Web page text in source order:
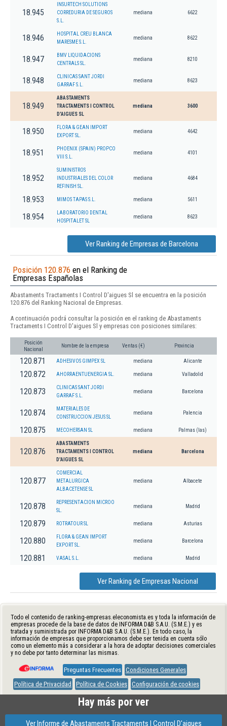
18.945
INSURTECH SOLUTIONS
CORREDURIA DE SEGUROS
S.L.
mediana 6622
18.946
HOSPITAL CREU BLANCA
MARESME S.L.
mediana 8622
18.947
BMV LIQUIDACIONS
CENTRALS SL.
mediana 8210
18.948
CLINICAS SANT JORDI
GARRAF S.L.
mediana 8623
18.949
ABASTAMENTS
TRACTAMENTS I CONTROL
D'AIGUES SL
mediana 3600
18.950
FLORA & GEAN IMPORT
EXPORT SL.
mediana 4642
18.951
PHOENIX (SPAIN) PROPCO
VIII S.L.
mediana 4101
18.952
SUMINISTROS
INDUSTRIALES DEL COLOR
REFINISH SL.
mediana 4684
18.953 MIMOS TAPAS S.L. mediana 5611
18.954
LABORATORIO DENTAL
HOSPITALET SL
mediana 8623
Ver Ranking de Empresas de Barcelona
Posición 120.876 en el Ranking de
Empresas Españolas
Abastaments Tractaments I Control D'aigues Sl se encuentra en la posición
120.876 del Ranking Nacional de Empresas.
A continuación podrá consultar la posición en el ranking de Abastaments
Tractaments I Control D'aigues Sl y empresas con posiciones similares:
Posición
Nacional
Nombre de la empresa Ventas (€) Provincia
120.871 ADHESIVOS GIMPEX SL mediana Alicante
120.872 AHORRAENTUENERGIA SL. mediana Valladolid
120.873
CLINICAS SANT JORDI
GARRAF S.L.
mediana Barcelona
120.874
MATERIALES DE
CONSTRUCCION JESUS SL
mediana Palencia
120.875 MECOHERSAN SL mediana Palmas (las)
120.876
ABASTAMENTS
TRACTAMENTS I CONTROL
D'AIGUES SL
mediana Barcelona
120.877
COMERCIAL
METALURGICA
ALBACETENSE SL
mediana Albacete
120.878
REPRESENTACION MICROO
SL.
mediana Madrid
120.879 ROTRATOUR SL mediana Asturias
120.880
FLORA & GEAN IMPORT
EXPORT SL.
mediana Barcelona
120.881 VASAL S.L. mediana Madrid
Ver Ranking de Empresas Nacional
Todo el contenido de ranking-empresas.eleconomista.es y toda la información de
empresas procede de la base de datos de INFORMA D&B S.A.U. (S.M.E.) y es
tratada y suministrada por INFORMA D&B S.A.U. (S.M.E.). En todo caso, la
información de empresas que proporcionamos debe ser tenida en cuenta sólo
como un elemento más a considerar a la hora de adoptar decisiones comerciales
y no debe por tanto determinar las mismas.
Preguntas Frecuentes Condiciones Generales
Política de Privacidad
Política de Cookies Configuración de cookies
Hay más por ver
Ver Informe de Abastaments Tractaments I Control D'aigues